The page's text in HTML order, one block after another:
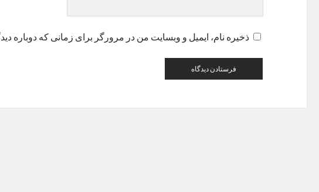
ذخیره نام، ایمیل و وبسایت من در مرورگر برای زمانی که دوباره